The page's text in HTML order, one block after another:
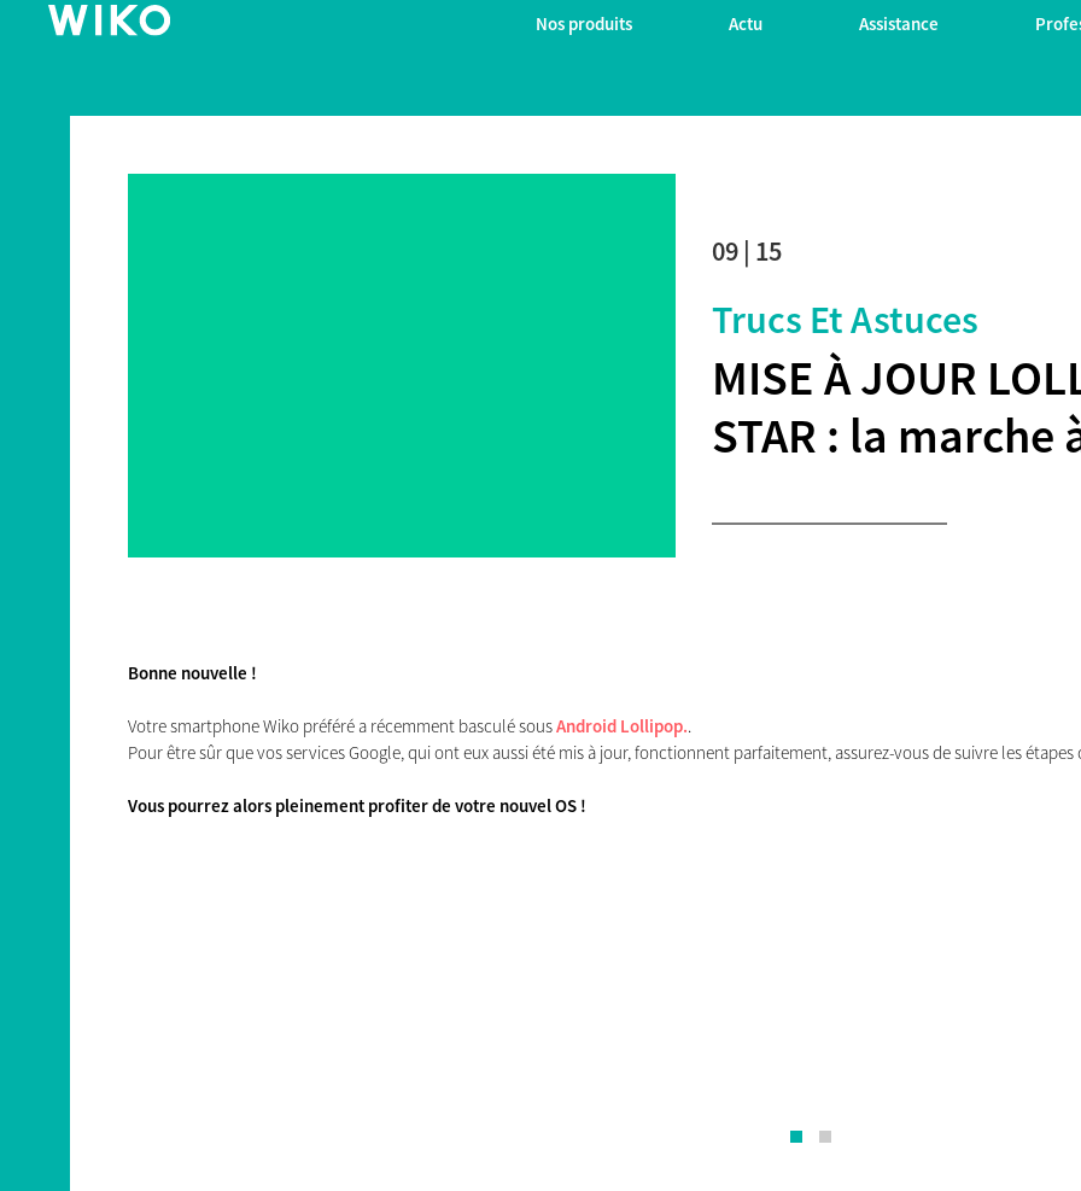
Nos produits Actu Assistance
09 | 15
Trucs Et Astuces
MISE À JOUR
STAR : la marche
Bonne nouvelle !
Votre smartphone Wiko préféré a récemment basculé sousAndroid Lollipop..
Pour être sûr que vos services Google, qui ont eux aussi été mis à jour, fonctionnent parfaitement, assurez-vous de suivre les étapes
Vous pourrez alors pleinement profiter de votre nouvel OS !